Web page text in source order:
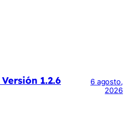
1.2.6
6 agosto,
2026